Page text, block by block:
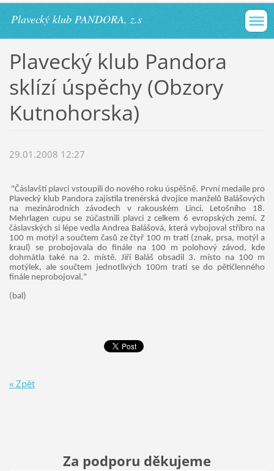
Plavecký klub PANDORA, z.s
Plavecký klub Pandora
sklízí úspěchy (Obzory
Kutnohorska)
29.01.2008 12:27
"Čáslavští plavci vstoupili do nového roku úspěšně. První medaile pro
Plavecký klub Pandora zajistila trenérská dvojice manželů Balášových
na mezinárodních závodech v rakouském Linci. Letošního 18.
Mehrlagen cupu se zúčastnili plavci z celkem 6 evropských zemí. Z
čáslavských si lépe vedla Andrea Balášová, která vybojoval stříbro na
100 m motýl a součtem časů ze čtyř 100 m tratí (znak, prsa, motýl a
kraul) se probojovala do finále na 100 m polohový závod, kde
dohmátla také na 2. místě. Jiří Baláš obsadil 3. místo na 100 m
motýlek, ale součtem jednotlivých 100m tratí se do pětičlenného
finále neprobojoval."
(bal)
« Zpět
Za podporu děkujeme